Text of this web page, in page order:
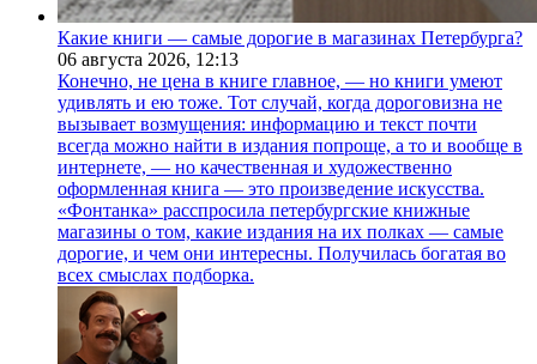
Какие книги — самые дорогие в магазинах Петербурга?
06 августа 2026, 12:13
Конечно, не цена в книге главное, — но книги умеют
удивлять и ею тоже. Тот случай, когда дороговизна не
вызывает возмущения: информацию и текст почти
всегда можно найти в издания попроще, а то и вообще в
интернете, — но качественная и художественно
оформленная книга — это произведение искусства.
«Фонтанка» расспросила петербургские книжные
магазины о том, какие издания на их полках — самые
дорогие, и чем они интересны. Получилась богатая во
всех смыслах подборка.